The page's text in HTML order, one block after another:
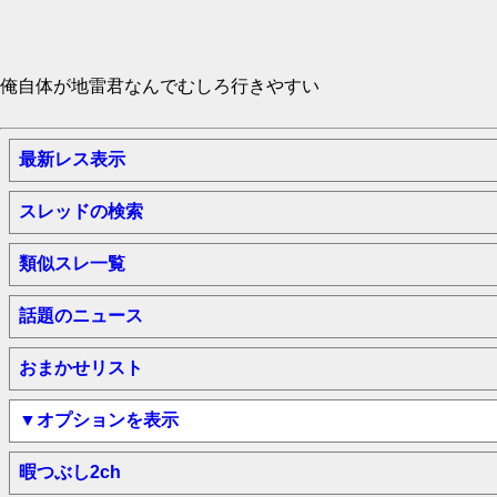
俺自体が地雷君なんでむしろ行きやすい
最新レス表示
スレッドの検索
類似スレ一覧
話題のニュース
おまかせリスト
▼オプションを表示
暇つぶし2ch